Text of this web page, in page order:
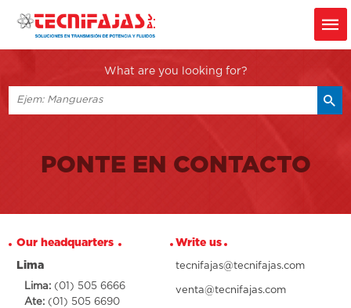
What are you looking for?
PONTE EN CONTACTO
Our headquarters
Lima
Lima: (01) 505 6666
Ate: (01) 505 6690
Write us
tecnifajas@tecnifajas.com
venta@tecnifajas.com